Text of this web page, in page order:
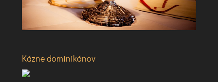
Kázne dominikánov